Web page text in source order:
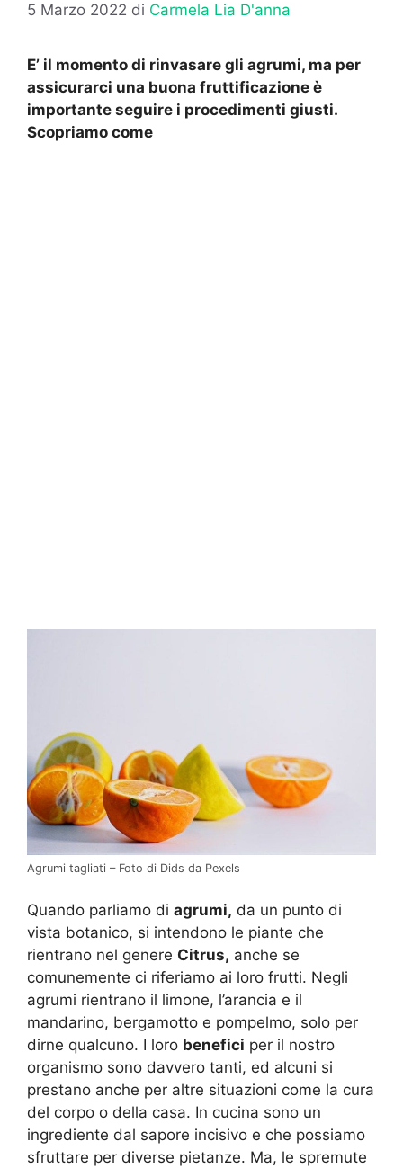
5 Marzo 2022 di Carmela Lia D'anna
E’ il momento di rinvasare gli agrumi, ma per
assicurarci una buona fruttificazione è
importante seguire i procedimenti giusti.
Scopriamo come
Agrumi tagliati – Foto di Dids da Pexels
Quando parliamo di agrumi, da un punto di
vista botanico, si intendono le piante che
rientrano nel genere Citrus, anche se
comunemente ci riferiamo ai loro frutti. Negli
agrumi rientrano il limone, l’arancia e il
mandarino, bergamotto e pompelmo, solo per
dirne qualcuno. I loro benefici per il nostro
organismo sono davvero tanti, ed alcuni si
prestano anche per altre situazioni come la cura
del corpo o della casa. In cucina sono un
ingrediente dal sapore incisivo e che possiamo
sfruttare per diverse pietanze. Ma, le spremute